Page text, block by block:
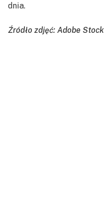
dnia.
Źródło zdjęć: Adobe Stock